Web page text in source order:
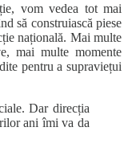
vom vedea tot mai
să construiască piese
națională. Mai multe
mai multe momente
pentru a supraviețui
Dar direcția
ani îmi va da